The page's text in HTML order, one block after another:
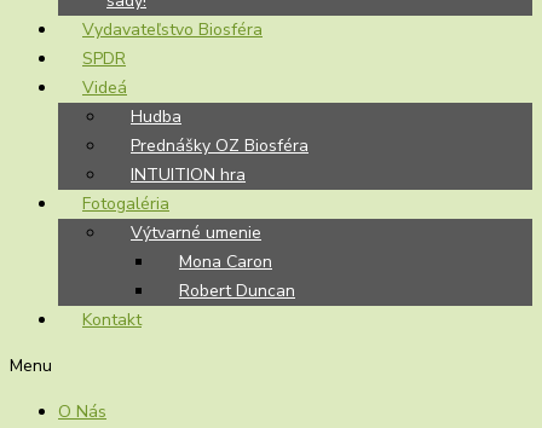
Vydavateľstvo Biosféra
SPDR
Videá
Hudba
Prednášky OZ Biosféra
INTUITION hra
Fotogaléria
Výtvarné umenie
Mona Caron
Robert Duncan
Kontakt
Menu
O Nás